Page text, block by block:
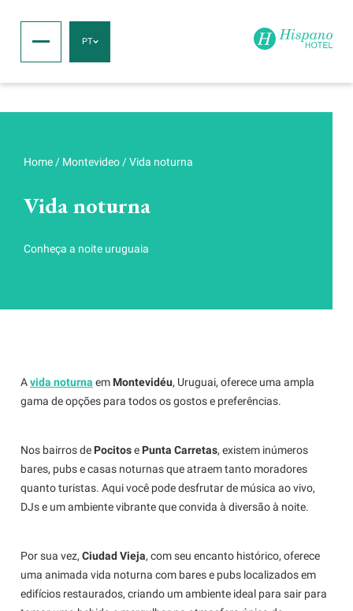
PT
Home / Montevideo /Vida noturna
Vida noturna
Conheça a noite uruguaia
Avida noturna em Montevidéu, Uruguai, oferece uma ampla
gama de opções para todos os gostos e preferências.
Nos bairros de Pocitose Punta Carretas, existem inúmeros
bares, pubs e casas noturnas que atraem tanto moradores
quanto turistas. Aqui você pode desfrutar de música ao vivo,
DJs e um ambiente vibrante que convida à diversão à noite.
Por sua vez, Ciudad Vieja, com seu encanto histórico, oferece
uma animada vida noturna com bares e pubs localizados em
edifícios restaurados, criando um ambiente ideal para sair para